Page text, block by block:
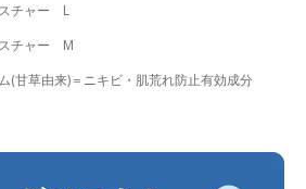
チャー L
チャー M
(甘草由来)＝ニキビ・肌荒れ防止有効成分